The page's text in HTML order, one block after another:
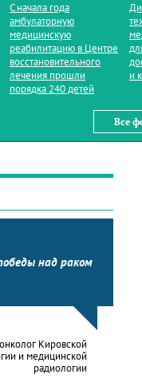
С начала года
амбулаторную
медицинскую
реабилитацию в Центре
восстановительного
лечения прошли
порядка 240 детей
и
Все
над раком
Кировской
и медицинской
радиологии